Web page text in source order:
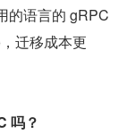
的语言的 gRPC
迁移成本更
吗？